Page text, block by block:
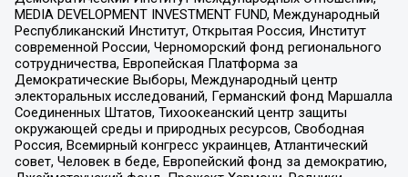
MEDIA DEVELOPMENT INVESTMENT FUND, Международный
Республиканский Институт, Открытая Россия, Институт
современной России, Черноморский фонд регионального
сотрудничества, Европейская Платформа за
Демократические Выборы, Международный центр
электоральных исследований, Германский фонд Маршалла
Соединенных Штатов, Тихоокеанский центр защиты
окружающей среды и природных ресурсов, Свободная
Россия, Всемирный конгресс украинцев, Атлантический
совет, Человек в беде, Европейский фонд за демократию,